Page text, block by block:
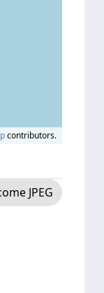
contributors.
JPEG